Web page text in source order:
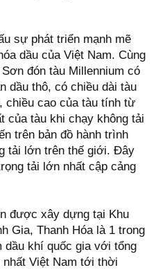
sự phát triển mạnh mẽ
dầu của Việt Nam. Cùng
đón tàu Millennium có
dầu thô, có chiều dài tàu
chiều cao của tàu tính từ
của tàu khi chạy không tải
trên bản đồ hành trình
tải lớn trên thế giới. Đây
tải lớn nhất cập cảng
được xây dựng tại Khu
Gia, Thanh Hóa là 1 trong
dầu khí quốc gia với tổng
Việt Nam tới thời